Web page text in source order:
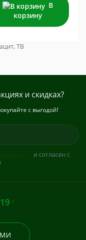
В
корзину
ТВ
и скидках?
с выгодой!
и согласен с